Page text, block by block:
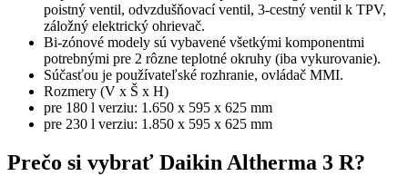
poistný ventil, odvzdušňovací ventil, 3-cestný ventil k TPV,
záložný elektrický ohrievač.
Bi-zónové modely sú vybavené všetkými komponentmi
potrebnými pre 2 rôzne teplotné okruhy (iba vykurovanie).
Súčasťou je používateľské rozhranie, ovládač MMI.
Rozmery (V x Š x H)
pre 180 l verziu: 1.650 x 595 x 625 mm
pre 230 l verziu: 1.850 x 595 x 625 mm
Prečo si vybrať Daikin Altherma 3 R?